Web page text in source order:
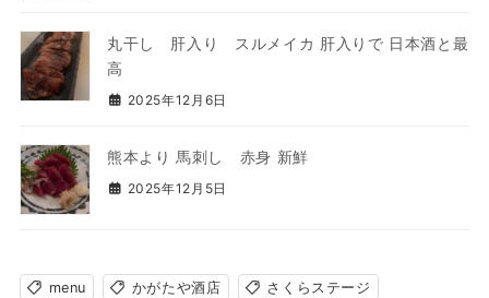
丸干し 肝入り スルメイカ 肝入りで 日本酒と最
高
2025年12月6日
熊本より 馬刺し 赤身 新鮮
2025年12月5日
menu かがたや酒店 さくらステージ